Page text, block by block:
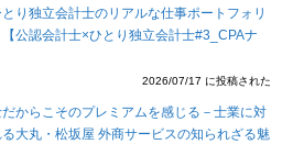
とり独立会計士のリアルな仕事ポートフォリ
公認会計士×ひとり独立会計士#3_CPAナ
2026/07/17 に投稿された
からこそのプレミアムを感じる－士業に対
る大丸・松坂屋 外商サービスの知られざる魅